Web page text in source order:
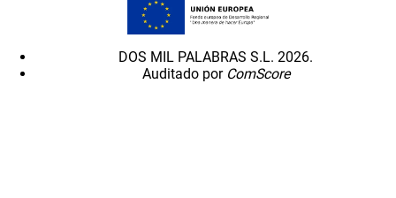
DOS MIL PALABRAS S.L. 2026.
Auditado por ComScore